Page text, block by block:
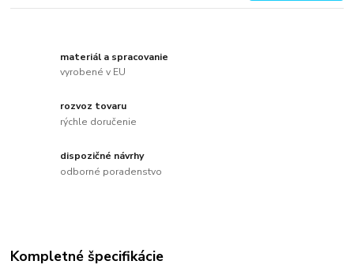
materiál a spracovanie
vyrobené v EU
rozvoz tovaru
rýchle doručenie
dispozičné návrhy
odborné poradenstvo
Kompletné špecifikácie